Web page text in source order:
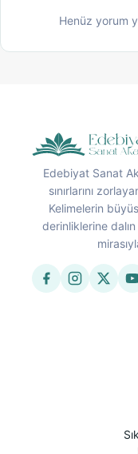
Henüz yorum
Edebiyat Sanat
sınırlarını
Kelimelerin
derinliklerine